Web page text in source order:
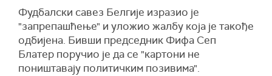
Фудбалски савез Белгије изразио је
"запрепашћење" и уложио жалбу која је такође
одбијена. Бивши председник Фифа Сеп
Блатер поручио је да се "картони не
поништавају политичким позивима".